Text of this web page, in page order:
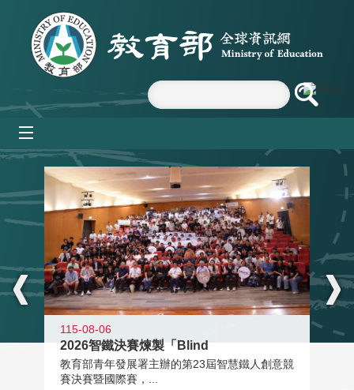
跳到主要內容區塊
:::
115-08-06
2026智鐵決賽煉製「Blind
教育部青年發展署主辦的第23屆智慧鐵人創意競
賽決賽暨國際賽，...